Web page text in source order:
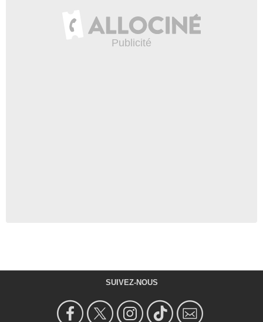
SUIVEZ-NOUS